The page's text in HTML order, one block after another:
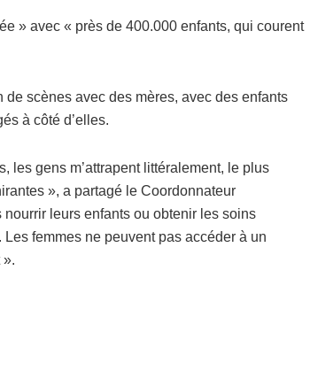
» avec « près de 400.000 enfants, qui courent
de scènes avec des mères, avec des enfants
à côté d’elles.
les gens m’attrapent littéralement, le plus
», a partagé le Coordonnateur
leurs enfants ou obtenir les soins
femmes ne peuvent pas accéder à un
».